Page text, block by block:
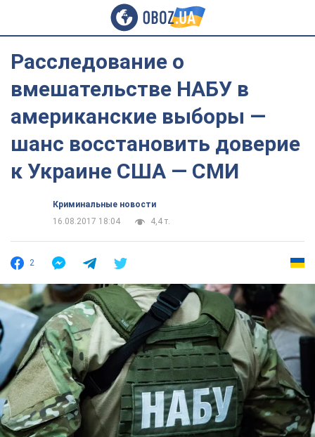
Расследование о
вмешательстве НАБУ в
американские выборы —
шанс восстановить доверие
к Украине США — СМИ
Криминальные новости
16.08.2017 18:04
4,4 т.
2